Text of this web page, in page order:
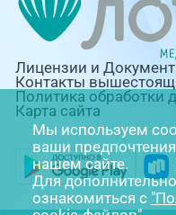
Лицензии и
Контакты
Политика обработки
Карта сайта
Мы используем
ваши
нашем сайте.
Для
ознакомиться с